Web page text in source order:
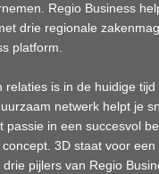
Regio Business
drie regionale
platform.
is in de huidige
netwerk helpt je
in een succesvol
3D staat voor
pijlers van Regio